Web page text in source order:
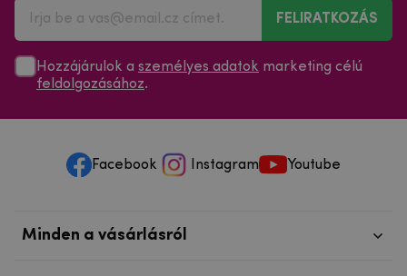
FELIRATKOZÁS
Hozzájárulok a személyes adatok marketing célú
feldolgozásához.
Facebook Instagram Youtube
Minden a vásárlásról